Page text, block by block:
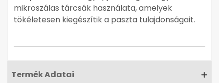
mikroszálas tárcsák használata, amelyek
tökéletesen kiegészítik a paszta tulajdonságait.
Termék Adatai